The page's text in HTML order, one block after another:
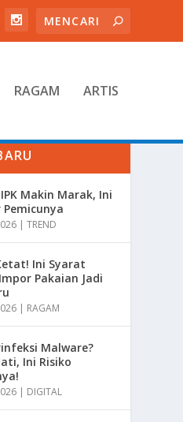
RAGAM ARTIS
Makin Marak, Ini
|TREND
Ini Syarat
Pakaian Jadi
| RAGAM
Malware?
Ini Risiko
| DIGITAL